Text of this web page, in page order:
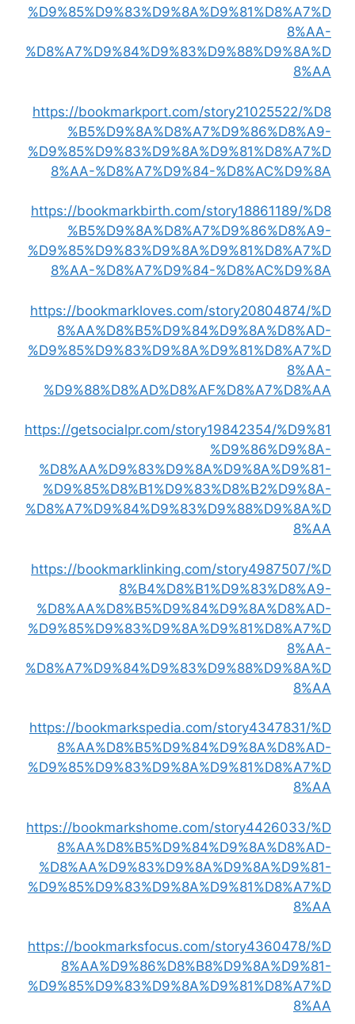
%D9%85%D9%83%D9%8A%D9%81%D8%A7%D
8%AA-
%D8%A7%D9%84%D9%83%D9%88%D9%8A%D
8%AA
https://bookmarkport.com/story21025522/%D8
%B5%D9%8A%D8%A7%D9%86%D8%A9-
%D9%85%D9%83%D9%8A%D9%81%D8%A7%D
8%AA-%D8%A7%D9%84-%D8%AC%D9%8A
https://bookmarkbirth.com/story18861189/%D8
%B5%D9%8A%D8%A7%D9%86%D8%A9-
%D9%85%D9%83%D9%8A%D9%81%D8%A7%D
8%AA-%D8%A7%D9%84-%D8%AC%D9%8A
https://bookmarkloves.com/story20804874/%D
8%AA%D8%B5%D9%84%D9%8A%D8%AD-
%D9%85%D9%83%D9%8A%D9%81%D8%A7%D
8%AA-
%D9%88%D8%AD%D8%AF%D8%A7%D8%AA
https://getsocialpr.com/story19842354/%D9%81
%D9%86%D9%8A-
%D8%AA%D9%83%D9%8A%D9%8A%D9%81-
%D9%85%D8%B1%D9%83%D8%B2%D9%8A-
%D8%A7%D9%84%D9%83%D9%88%D9%8A%D
8%AA
https://bookmarklinking.com/story4987507/%D
8%B4%D8%B1%D9%83%D8%A9-
%D8%AA%D8%B5%D9%84%D9%8A%D8%AD-
%D9%85%D9%83%D9%8A%D9%81%D8%A7%D
8%AA-
%D8%A7%D9%84%D9%83%D9%88%D9%8A%D
8%AA
https://bookmarkspedia.com/story4347831/%D
8%AA%D8%B5%D9%84%D9%8A%D8%AD-
%D9%85%D9%83%D9%8A%D9%81%D8%A7%D
8%AA
https://bookmarkshome.com/story4426033/%D
8%AA%D8%B5%D9%84%D9%8A%D8%AD-
%D8%AA%D9%83%D9%8A%D9%8A%D9%81-
%D9%85%D9%83%D9%8A%D9%81%D8%A7%D
8%AA
https://bookmarksfocus.com/story4360478/%D
8%AA%D9%86%D8%B8%D9%8A%D9%81-
%D9%85%D9%83%D9%8A%D9%81%D8%A7%D
8%AA